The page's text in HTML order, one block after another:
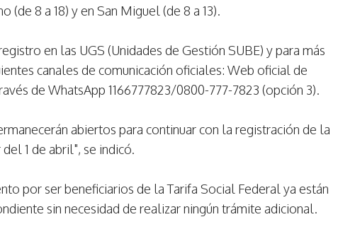
(de 8 a 18) y en San Miguel (de 8 a 13).
en las UGS (Unidades de Gestión SUBE) y para más
canales de comunicación oficiales: Web oficial de
de WhatsApp 1166777823/0800-777-7823 (opción 3).
abiertos para continuar con la registración de la
1 de abril", se indicó.
por ser beneficiarios de la Tarifa Social Federal ya están
sin necesidad de realizar ningún trámite adicional.